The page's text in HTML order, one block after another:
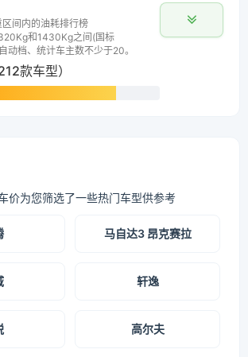
间内的油耗排行榜
和1430Kg之间(国标
档、统计车主数不少于20。
款车型）
价为您筛选了一些热门车型供参考
马自达3 昂克赛拉
轩逸
高尔夫